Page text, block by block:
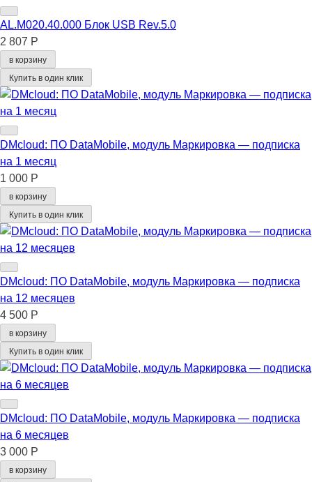
AL.M020.40.000 Блок USB Rev.5.0
2 807 Р
в корзину
Купить в один клик
DMcloud: ПО DataMobile, модуль Маркировка — подписка
на 1 месяц
1 000 Р
в корзину
Купить в один клик
DMcloud: ПО DataMobile, модуль Маркировка — подписка
на 12 месяцев
4 500 Р
в корзину
Купить в один клик
DMcloud: ПО DataMobile, модуль Маркировка — подписка
на 6 месяцев
3 000 Р
в корзину